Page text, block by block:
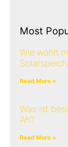
Most
Wie wählt
Read More »
Was ist
Ah?
Read More »